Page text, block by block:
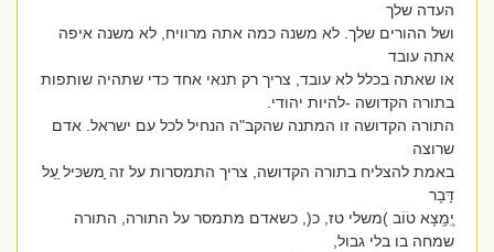
העדה שלך
ושל ההורים שלך. לא משנה כמה אתה מרוויח, לא משנה איפה
אתה עובד
או שאתה בכלל לא עובד, צריך רק תנאי אחד כדי שתהיה שותפות
בתורה הקדושה -להיות יהודי.
התורה הקדושה זו המתנה שהקב"ה הנחיל לכל עם ישראל. אדם
שרוצה
באמת להצליח בתורה הקדושה, צריך התמסרות על זה ַַמשכּיל ַעַל
דָּבָר
ִיְִמְָצָא טֹוֹב )משלי טז, כ(, כשאדם מתמסר על התורה, התורה
שמחה בו בלי גבול,